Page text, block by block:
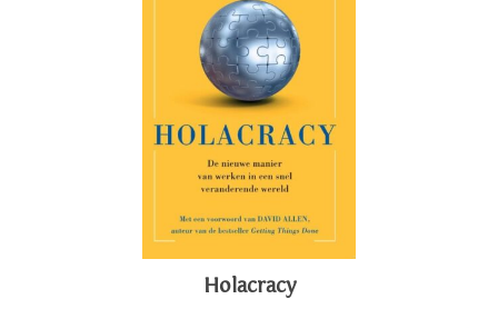
Holacracy